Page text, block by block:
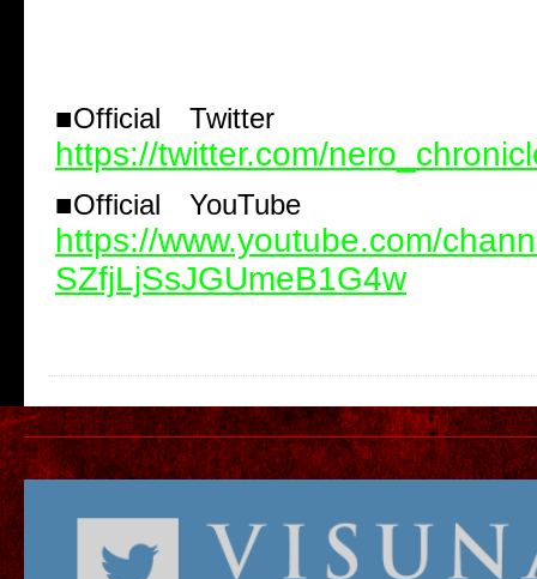
■Official Twitter
https://twitter.com/
■Official YouTube
https://www.youtube.com/
SZfjLjSsJGUmeB1G4w